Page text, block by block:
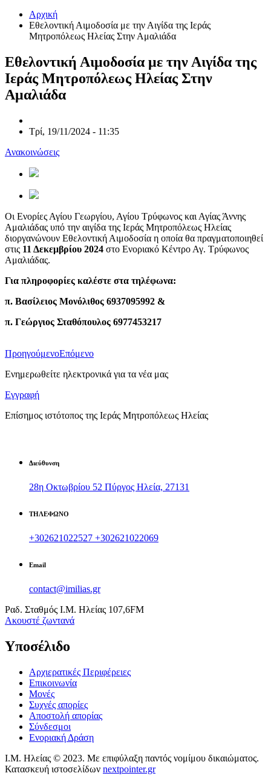
Αρχική
Εθελοντική Αιμοδοσία με την Αιγίδα της Ιεράς
Μητροπόλεως Ηλείας Στην Αμαλιάδα
Εθελοντική Αιμοδοσία με την Αιγίδα της
Ιεράς Μητροπόλεως Ηλείας Στην
Αμαλιάδα
Τρί, 19/11/2024 - 11:35
Ανακοινώσεις
Οι Ενορίες Αγίου Γεωργίου, Αγίου Τρύφωνος και Αγίας Άννης
Αμαλιάδας υπό την αιγίδα της Ιεράς Μητροπόλεως Ηλείας
διοργανώνουν Εθελοντική Αιμοδοσία η οποία θα πραγματοποιηθεί
στις 11 Δεκεμβρίου 2024 στο Ενοριακό Κέντρο Αγ. Τρύφωνος
Αμαλιάδας.
Για πληροφορίες καλέστε στα τηλέφωνα:
π. Βασίλειος Μονόλιθος 6937095992 &
π. Γεώργιος Σταθόπουλος 6977453217
ΠροηγούμενοΕπόμενο
Ενημερωθείτε ηλεκτρονικά για τα νέα μας
Εγγραφή
Επίσημος ιστότοπος της Ιεράς Μητροπόλεως Ηλείας
Διεύθυνση
28η Οκτωβρίου 52 Πύργος Ηλεία, 27131
ΤΗΛΕΦΩΝΟ
+302621022527 +302621022069
Email
contact@imilias.gr
Ραδ. Σταθμός Ι.Μ. Ηλείας 107,6FM
Aκουστέ ζωντανά
Υποσέλιδο
Αρχιερατικές Περιφέρειες
Επικοινωνία
Μονές
Συχνές απορίες
Αποστολή απορίας
Σύνδεσμοι
Ενοριακή Δράση
Ι.Μ. Ηλείας © 2023. Με επιφύλαξη παντός νομίμου δικαιώματος.
Κατασκευή ιστοσελίδων nextpointer.gr